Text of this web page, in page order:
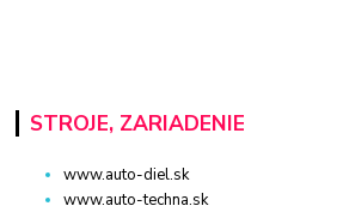
STROJE, ZARIADENIE
www.auto-diel.sk
www.auto-techna.sk